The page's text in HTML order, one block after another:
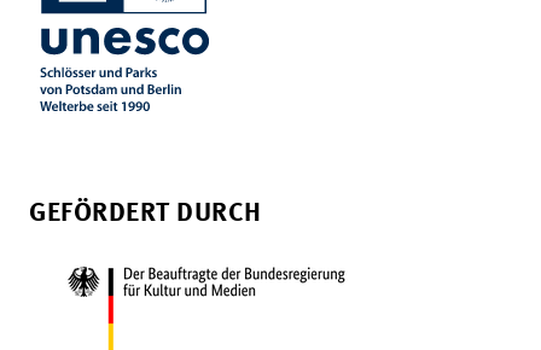
GEFÖRDERT DURCH